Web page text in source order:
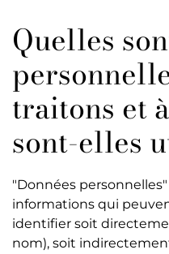
Quelles
traitons et
sont-elles
"Données
informations qui
identifier soit
nom), soit